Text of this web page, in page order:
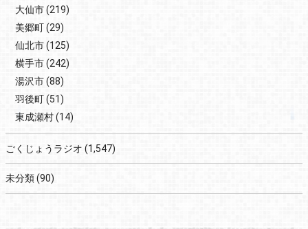
大仙市(219)
美郷町(29)
仙北市(125)
横手市(242)
湯沢市(88)
羽後町(51)
東成瀬村(14)
ごくじょうラジオ (1,547)
未分類(90)